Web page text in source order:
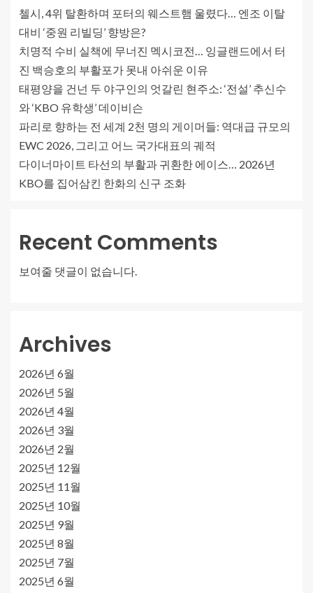
첼시, 4위 탈환하며 포터의 웨스트햄 울렸다… 엔조 이탈
대비 ‘중원 리빌딩’ 향방은?
치명적 수비 실책에 무너진 멕시코전… 잉글랜드에서 터
진 백승호의 부활포가 못내 아쉬운 이유
태평양을 건넌 두 야구인의 엇갈린 현주소: ‘전설’ 추신수
와 ‘KBO 유학생’ 데이비슨
파리로 향하는 전 세계 2천 명의 게이머들: 역대급 규모의
EWC 2026, 그리고 어느 국가대표의 궤적
다이너마이트 타선의 부활과 귀환한 에이스… 2026년
KBO를 집어삼킨 한화의 신구 조화
Recent Comments
보여줄 댓글이 없습니다.
Archives
2026년 6월
2026년 5월
2026년 4월
2026년 3월
2026년 2월
2025년 12월
2025년 11월
2025년 10월
2025년 9월
2025년 8월
2025년 7월
2025년 6월